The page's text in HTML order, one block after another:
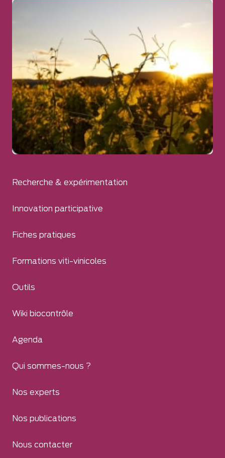
Recherche & expérimentation
Innovation participative
Fiches pratiques
Formations viti-vinicoles
Outils
Wiki biocontrôle
Agenda
Qui sommes-nous ?
Nos experts
Nos publications
Nous contacter